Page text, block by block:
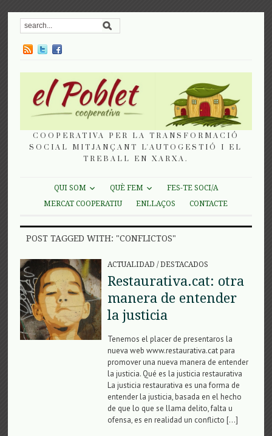
COOPERATIVA PER LA TRANSFORMACIÓ
SOCIAL MITJANÇANT L'AUTOGESTIÓ I EL
TREBALL EN XARXA.
QUI SOM QUÈ FEM
FES-TE SOCI/A
MERCAT COOPERATIU
ENLLAÇOS CONTACTE
POST TAGGED WITH: "CONFLICTOS"
ACTUALIDAD /DESTACADOS
Restaurativa.cat: otra
manera de entender
la justicia
Tenemos el placer de presentaros la
nueva web www.restaurativa.cat para
promover una nueva manera de entender
la justicia. Qué es la justicia restaurativa
La justicia restaurativa es una forma de
entender la justicia, basada en el hecho
de que lo que se llama delito, falta u
ofensa, es en realidad un conflicto […]